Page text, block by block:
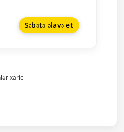
Səbətə əlavə et
xaric